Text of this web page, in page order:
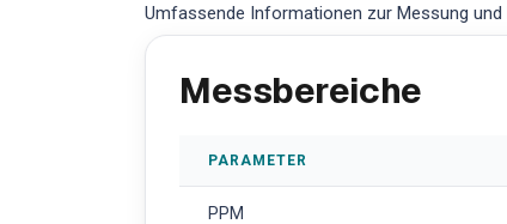
Umfassende Informationen zur Messung
Messbereiche
PARAMETER
PPM